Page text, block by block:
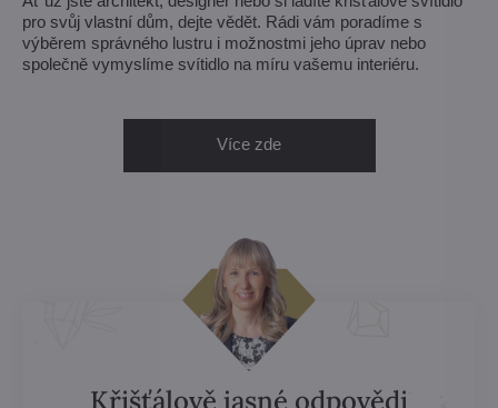
pro svůj vlastní dům, dejte vědět. Rádi vám poradíme s
výběrem správného lustru i možnostmi jeho úprav nebo
společně vymyslíme svítidlo na míru vašemu interiéru.
Více zde
Křišťálově jasné odpovědi